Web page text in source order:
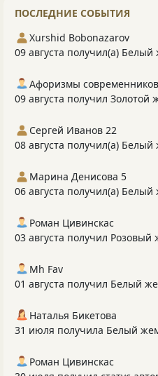
ПОСЛЕДНИЕ СОБЫТИЯ
Xurshid Bobonazarov
09 августа получил(а) Белый
Афоризмы современников
09 августа получил Золотой
Сергей Иванов 22
08 августа получил(а) Белый
Марина Денисова 5
06 августа получил(а) Белый
Роман Цивинскас
03 августа получил Розовый
Mh Fav
01 августа получил Белый
Наталья Бикетова
31 июля получила Белый
Роман Цивинскас